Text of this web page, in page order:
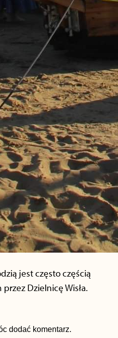
jest często częścią
Dzielnicę Wisła.
dodać komentarz.